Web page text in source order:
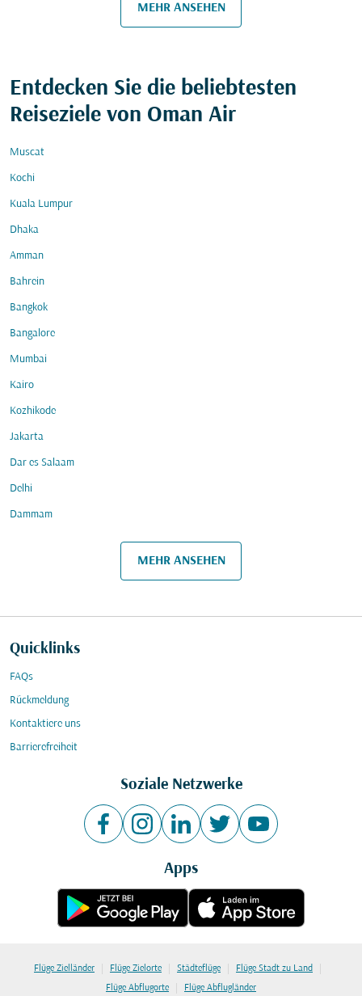
MEHR ANSEHEN
Entdecken Sie die beliebtesten
Reiseziele von Oman Air
Muscat
Kochi
Kuala Lumpur
Dhaka
Amman
Bahrein
Bangkok
Bangalore
Mumbai
Kairo
Kozhikode
Jakarta
Dar es Salaam
Delhi
Dammam
MEHR ANSEHEN
Quicklinks
FAQs
Rückmeldung
Kontaktiere uns
Barrierefreiheit
Soziale Netzwerke
Apps
Flüge Zielländer | Flüge Zielorte | Städteflüge | Flüge Stadt zu Land |
Flüge Abflugorte | Flüge Abflugländer